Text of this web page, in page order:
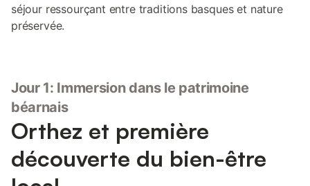
séjour ressourçant entre traditions basques et nature
préservée.
Jour 1: Immersion dans le patrimoine
béarnais
Orthez et première
découverte du bien-être